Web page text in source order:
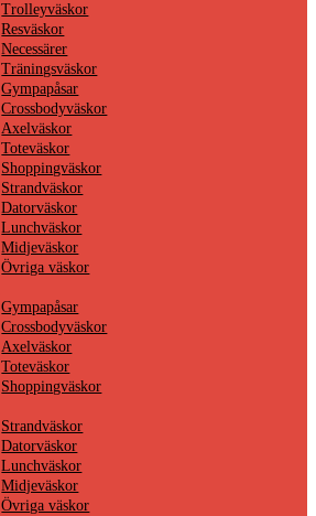
Trolleyväskor
Resväskor
Necessärer
Träningsväskor
Gympapåsar
Crossbodyväskor
Axelväskor
Toteväskor
Shoppingväskor
Strandväskor
Datorväskor
Lunchväskor
Midjeväskor
Övriga väskor
Gympapåsar
Crossbodyväskor
Axelväskor
Toteväskor
Shoppingväskor
Strandväskor
Datorväskor
Lunchväskor
Midjeväskor
Övriga väskor